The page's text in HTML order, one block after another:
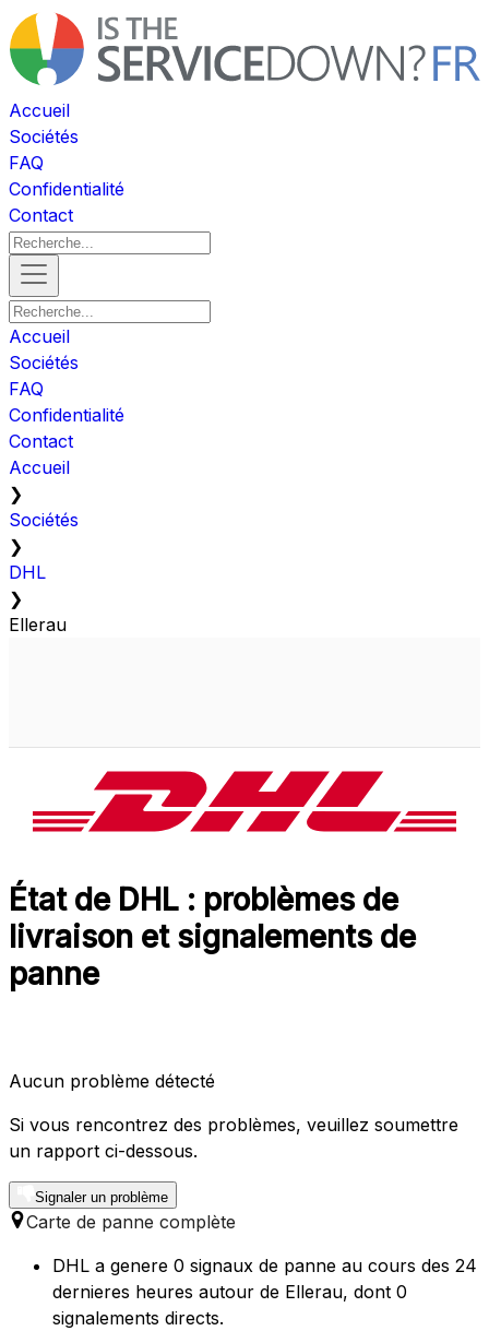
Accueil
Sociétés
FAQ
Confidentialité
Contact
Accueil
Sociétés
FAQ
Confidentialité
Contact
Accueil
❯
Sociétés
❯
DHL
❯
Ellerau
État de DHL : problèmes de
livraison et signalements de
panne
Aucun problème détecté
Si vous rencontrez des problèmes, veuillez soumettre
un rapport ci-dessous.
Signaler un problème
Carte de panne complète
DHL a genere 0 signaux de panne au cours des 24
dernieres heures autour de Ellerau, dont 0
signalements directs.